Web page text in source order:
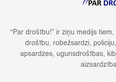
“Par drošību!” ir ziņu medijs
drošību, robežsardzi,
apsardzes, ugunsdrošības,